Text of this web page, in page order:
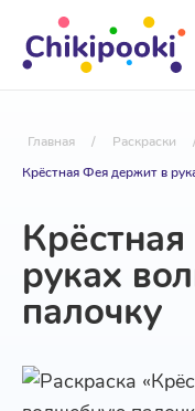
Главная / Раскраски
Крёстная Фея держит в
руках
палочку